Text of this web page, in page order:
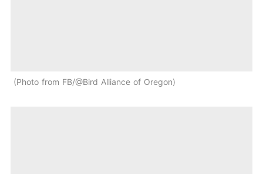
Photo from FB/@Bird Alliance of Oregon